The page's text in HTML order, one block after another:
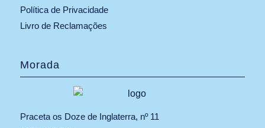
Política de Privacidade
Livro de Reclamações
Morada
Praceta os Doze de Inglaterra, nº 11